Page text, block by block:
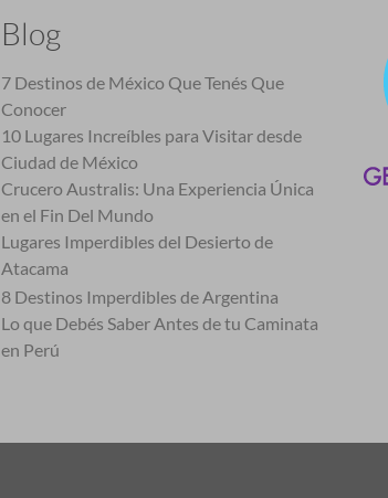
Blog
7 Destinos de México Que Tenés Que
Conocer
10 Lugares Increíbles para Visitar desde
Ciudad de México
Crucero Australis: Una Experiencia Única
en el Fin Del Mundo
Lugares Imperdibles del Desierto de
Atacama
8 Destinos Imperdibles de Argentina
Lo que Debés Saber Antes de tu Caminata
en Perú